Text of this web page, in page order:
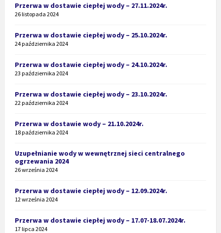
Przerwa w dostawie ciepłej wody – 27.11.2024r.
26 listopada 2024
Przerwa w dostawie ciepłej wody – 25.10.2024r.
24 października 2024
Przerwa w dostawie ciepłej wody – 24.10.2024r.
23 października 2024
Przerwa w dostawie ciepłej wody – 23.10.2024r.
22 października 2024
Przerwa w dostawie wody – 21.10.2024r.
18 października 2024
Uzupełnianie wody w wewnętrznej sieci centralnego
ogrzewania 2024
26 września 2024
Przerwa w dostawie ciepłej wody – 12.09.2024r.
12 września 2024
Przerwa w dostawie ciepłej wody – 17.07-18.07.2024r.
17 lipca 2024